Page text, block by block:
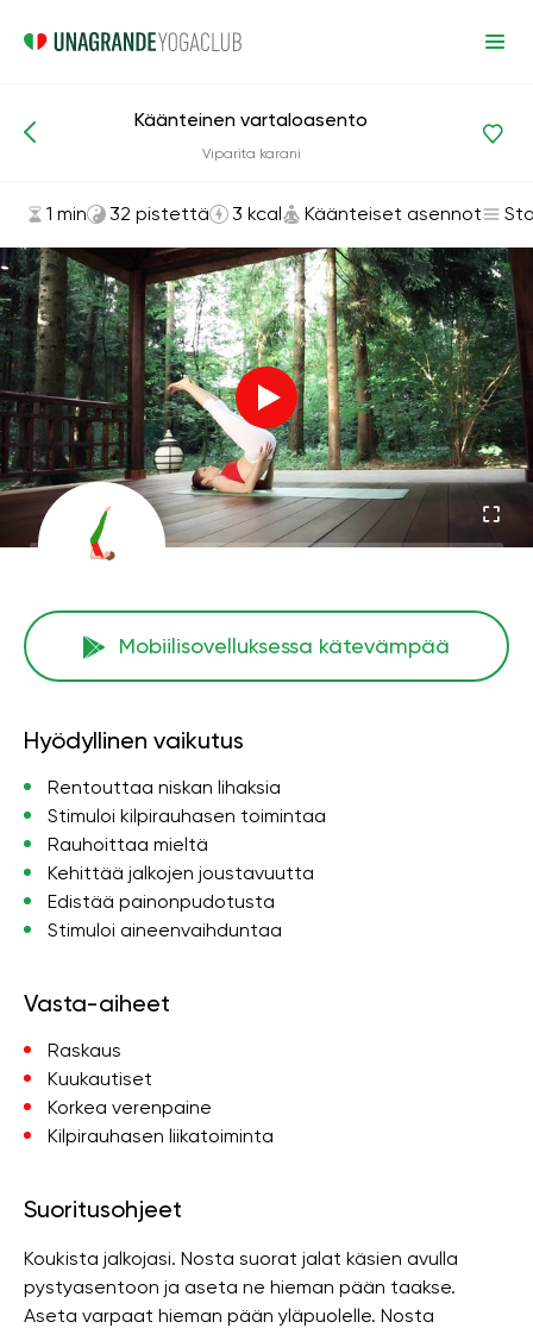
Asanat ja harjoitukset Käänteiset asennot
Käänteinen vartaloasento
Viparita karani
1 min 32 pistettä 3 kcal Käänteiset asennot
Mobiilisovelluksessa kätevämpää
Hyödyllinen vaikutus
Rentouttaa niskan lihaksia
Stimuloi kilpirauhasen toimintaa
Rauhoittaa mieltä
Kehittää jalkojen joustavuutta
Edistää painonpudotusta
Stimuloi aineenvaihduntaa
Vasta-aiheet
Raskaus
Kuukautiset
Korkea verenpaine
Kilpirauhasen liikatoiminta
Suoritusohjeet
Koukista jalkojasi. Nosta suorat jalat käsien avulla
pystyasentoon ja aseta ne hieman pään taakse.
Aseta varpaat hieman pään yläpuolelle. Nosta